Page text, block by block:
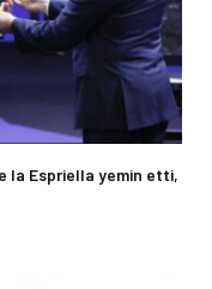
la Espriella yemin etti,